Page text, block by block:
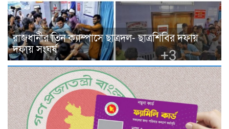
রাজধানীর তিন ক্যাম্পাসে ছাত্রদল- ছাত্রশিবির দফায়
দফায় সংঘর্ষ